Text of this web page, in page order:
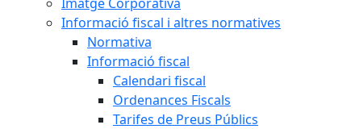
Informació fiscal i altres normatives
Normativa
Informació fiscal
Calendari fiscal
Ordenances Fiscals
Tarifes de Preus Públics